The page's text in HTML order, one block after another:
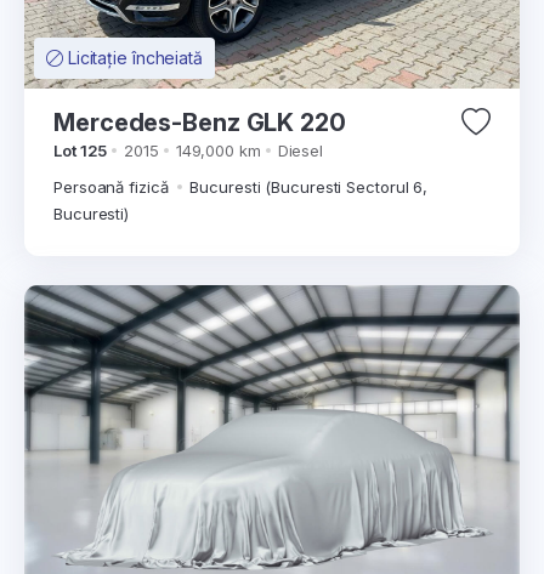
Licitație încheiată
Mercedes-Benz GLK 220
Lot 125 2015 149,000 km
Diesel
Persoană fizică
Bucuresti (Bucuresti Sectorul 6,
Bucuresti)